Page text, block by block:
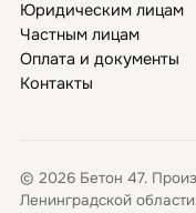
Юридическим лицам
Частным лицам
Оплата и документы
Контакты
© 2026 Бетон 47.
Ленинградской